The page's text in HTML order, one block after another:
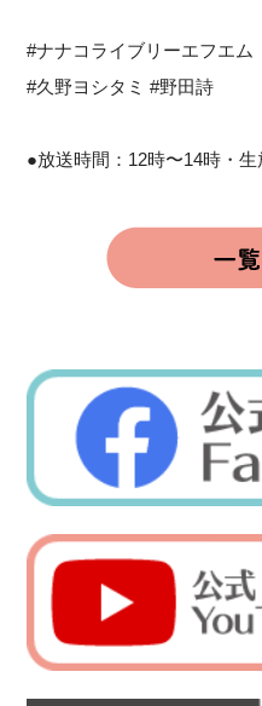
#ナナコライブリーエフエム
#久野ヨシタミ #野田詩
●放送時間：12時〜14時・生